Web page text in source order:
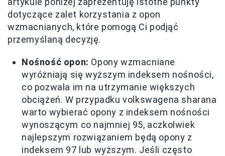
dotyczące zalet korzystania z opon
wzmacnianych, które pomogą Ci podjąć
przemyślaną decyzję.
Nośność opon: Opony wzmacniane
wyróżniają się wyższym indeksem nośności,
co pozwala im na utrzymanie większych
obciążeń. W przypadku volkswagena sharana
warto wybierać opony z indeksem nośności
wynoszącym co najmniej 95, aczkolwiek
najlepszym rozwiązaniem będą opony z
indeksem 97 lub wyższym. Jeśli często